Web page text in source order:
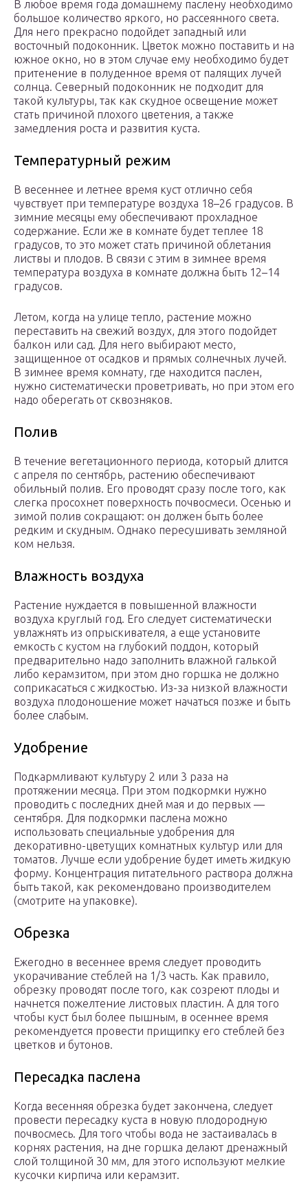
В любое время года домашнему паслену необходимо
большое количество яркого, но рассеянного света.
Для него прекрасно подойдет западный или
восточный подоконник. Цветок можно поставить и на
южное окно, но в этом случае ему необходимо будет
притенение в полуденное время от палящих лучей
солнца. Северный подоконник не подходит для
такой культуры, так как скудное освещение может
стать причиной плохого цветения, а также
замедления роста и развития куста.
Температурный режим
В весеннее и летнее время куст отлично себя
чувствует при температуре воздуха 18–26 градусов. В
зимние месяцы ему обеспечивают прохладное
содержание. Если же в комнате будет теплее 18
градусов, то это может стать причиной облетания
листвы и плодов. В связи с этим в зимнее время
температура воздуха в комнате должна быть 12–14
градусов.
Летом, когда на улице тепло, растение можно
переставить на свежий воздух, для этого подойдет
балкон или сад. Для него выбирают место,
защищенное от осадков и прямых солнечных лучей.
В зимнее время комнату, где находится паслен,
нужно систематически проветривать, но при этом его
надо оберегать от сквозняков.
Полив
В течение вегетационного периода, который длится
с апреля по сентябрь, растению обеспечивают
обильный полив. Его проводят сразу после того, как
слегка просохнет поверхность почвосмеси. Осенью и
зимой полив сокращают: он должен быть более
редким и скудным. Однако пересушивать земляной
ком нельзя.
Влажность воздуха
Растение нуждается в повышенной влажности
воздуха круглый год. Его следует систематически
увлажнять из опрыскивателя, а еще установите
емкость с кустом на глубокий поддон, который
предварительно надо заполнить влажной галькой
либо керамзитом, при этом дно горшка не должно
соприкасаться с жидкостью. Из-за низкой влажности
воздуха плодоношение может начаться позже и быть
более слабым.
Удобрение
Подкармливают культуру 2 или 3 раза на
протяжении месяца. При этом подкормки нужно
проводить с последних дней мая и до первых —
сентября. Для подкормки паслена можно
использовать специальные удобрения для
декоративно-цветущих комнатных культур или для
томатов. Лучше если удобрение будет иметь жидкую
форму. Концентрация питательного раствора должна
быть такой, как рекомендовано производителем
(смотрите на упаковке).
Обрезка
Ежегодно в весеннее время следует проводить
укорачивание стеблей на 1/3 часть. Как правило,
обрезку проводят после того, как созреют плоды и
начнется пожелтение листовых пластин. А для того
чтобы куст был более пышным, в осеннее время
рекомендуется провести прищипку его стеблей без
цветков и бутонов.
Пересадка паслена
Когда весенняя обрезка будет закончена, следует
провести пересадку куста в новую плодородную
почвосмесь. Для того чтобы вода не застаивалась в
корнях растения, на дне горшка делают дренажный
слой толщиной 30 мм, для этого используют мелкие
кусочки кирпича или керамзит.